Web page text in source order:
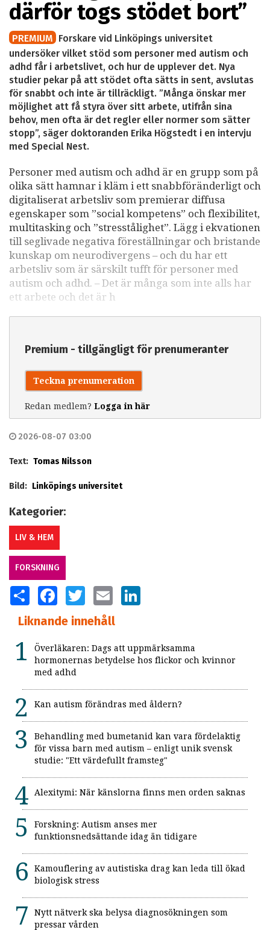
därför togs stödet bort”
PREMIUM Forskare vid Linköpings universitet
undersöker vilket stöd som personer med autism och
adhd får i arbetslivet, och hur de upplever det. Nya
studier pekar på att stödet ofta sätts in sent, avslutas
för snabbt och inte är tillräckligt. ”Många önskar mer
möjlighet att få styra över sitt arbete, utifrån sina
behov, men ofta är det regler eller normer som sätter
stopp”, säger doktoranden Erika Högstedt i en intervju
med Special Nest.
Personer med autism och adhd är en grupp som på
olika sätt hamnar i kläm i ett snabbföränderligt och
digitaliserat arbetsliv som premierar diffusa
egenskaper som ”social kompetens” och flexibilitet,
multitasking och ”stresstålighet”. Lägg i ekvationen
till seglivade negativa föreställningar och bristande
kunskap om neurodivergens – och du har ett
arbetsliv som är särskilt tufft för personer med
autism och adhd. – Det är många som inte alls har
ett arbete och det är h
Premium - tillgängligt för prenumeranter
Teckna prenumeration
Redan medlem? Logga in här
2026-08-07 03:00
Text: Tomas Nilsson
Bild: Linköpings universitet
Kategorier:
LIV & HEM
FORSKNING
SHARE FACEBOOKTWITTER EMAIL
Liknande innehåll
Överläkaren: Dags att uppmärksamma
hormonernas betydelse hos flickor och kvinnor
med adhd
Kan autism förändras med åldern?
Behandling med bumetanid kan vara fördelaktig
för vissa barn med autism – enligt unik svensk
studie: "Ett värdefullt framsteg"
Alexitymi: När känslorna finns men orden saknas
Forskning: Autism anses mer
funktionsnedsättande idag än tidigare
Kamouflering av autistiska drag kan leda till ökad
biologisk stress
Nytt nätverk ska belysa diagnosökningen som
pressar vården